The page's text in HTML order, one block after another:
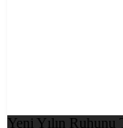
Yeni Yılın Ruhunu